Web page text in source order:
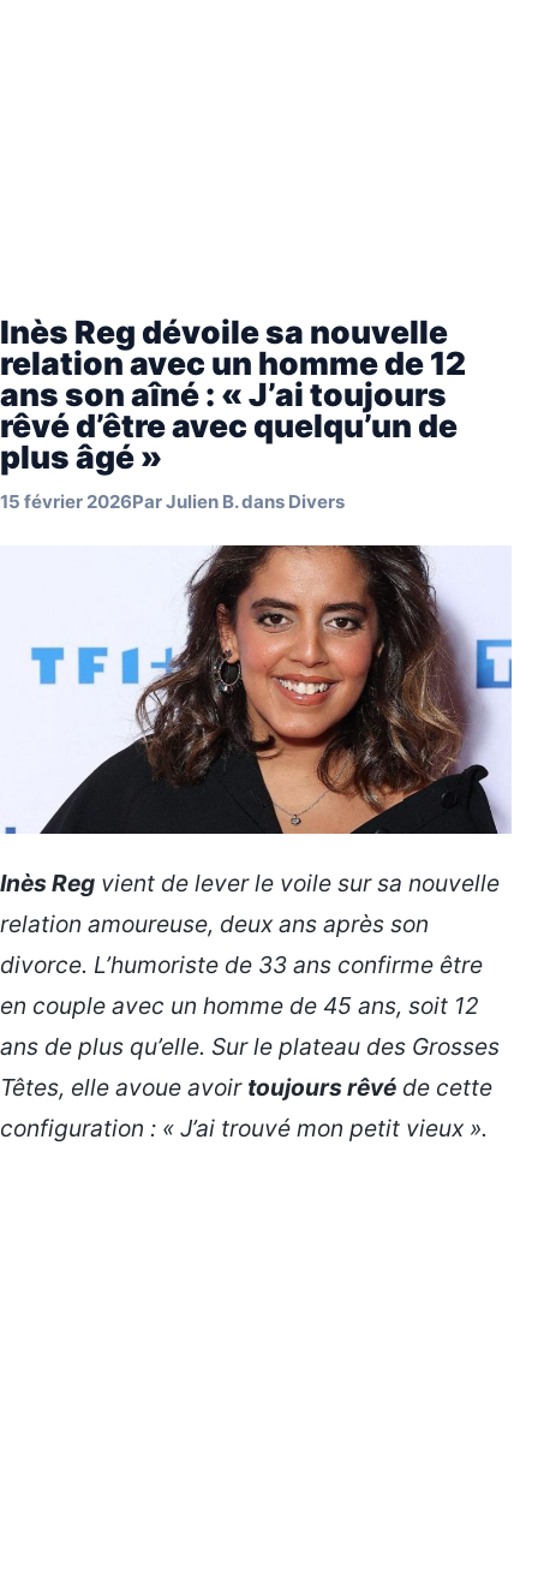
Inès Reg dévoile sa nouvelle
relation avec un homme de 12
ans son aîné : « J’ai toujours
rêvé d’être avec quelqu’un de
plus âgé »
15 février 2026ParJulien B.dans Divers
Inès Reg vient de lever le voile sur sa nouvelle
relation amoureuse, deux ans après son
divorce. L’humoriste de 33 ans confirme être
en couple avec un homme de 45 ans, soit 12
ans de plus qu’elle. Sur le plateau des Grosses
Têtes, elle avoue avoir toujours rêvé de cette
configuration : « J’ai trouvé mon petit vieux ».